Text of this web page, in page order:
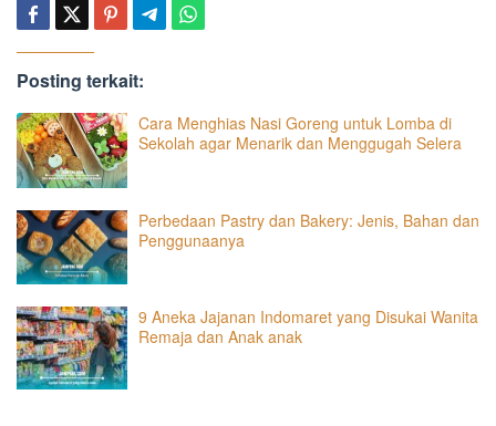
Posting terkait:
Cara Menghias Nasi Goreng untuk Lomba di
Sekolah agar Menarik dan Menggugah Selera
Perbedaan Pastry dan Bakery: Jenis, Bahan dan
Penggunaanya
9 Aneka Jajanan Indomaret yang Disukai Wanita
Remaja dan Anak anak